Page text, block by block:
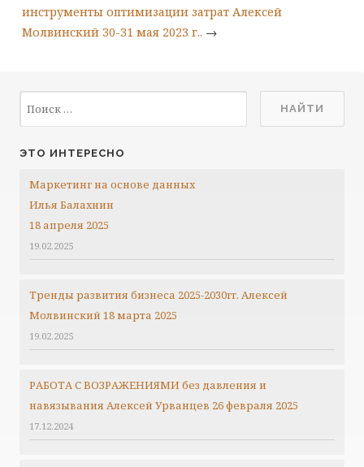
инструменты оптимизации затрат Алексей
Молвинский 30-31 мая 2023 г.. →
ЭТО ИНТЕРЕСНО
Маркетинг на основе данных
Илья Балахнин
18 апреля 2025
19.02.2025
Тренды развития бизнеса 2025-2030гг. Алексей
Молвинский 18 марта 2025
19.02.2025
РАБОТА С ВОЗРАЖЕНИЯМИ без давления и
навязывания Алексей Урванцев 26 февраля 2025
17.12.2024